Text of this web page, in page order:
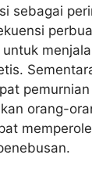
sebagai
orang-